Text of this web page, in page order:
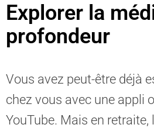
Explorer la
profondeur
Vous avez peut-être déjà
chez vous avec une appli
YouTube. Mais en retraite,